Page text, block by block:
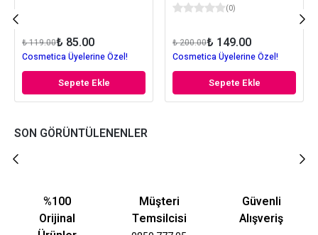
₺ 119.00₺ 85.00
Cosmetica Üyelerine Özel!
Sepete Ekle
(0)
₺ 200.00₺ 149.00
Cosmetica Üyelerine Özel!
Sepete Ekle
SON GÖRÜNTÜLENENLER
%100
Orijinal
Müşteri
Temsilcisi
Güvenli
Alışveriş